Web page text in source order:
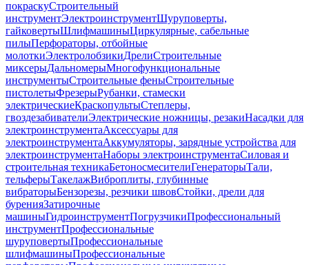
покраскуСтроительный
инструментЭлектроинструментШуруповерты,
гайковертыШлифмашиныЦиркулярные, сабельные
пилыПерфораторы, отбойные
молоткиЭлектролобзикиДрелиСтроительные
миксерыДальномерыМногофункциональные
инструментыСтроительные феныСтроительные
пистолетыФрезерыРубанки, стамески
электрическиеКраскопультыСтеплеры,
гвоздезабивателиЭлектрические ножницы, резакиНасадки для
электроинструментаАксессуары для
электроинструментаАккумуляторы, зарядные устройства для
электроинструментаНаборы электроинструментаСиловая и
строительная техникаБетоносмесителиГенераторыТали,
тельферыТакелажВиброплиты, глубинные
вибраторыБензорезы, резчики швовСтойки, дрели для
буренияЗатирочные
машиныГидроинструментПогрузчикиПрофессиональный
инструментПрофессиональные
шуруповертыПрофессиональные
шлифмашиныПрофессиональные